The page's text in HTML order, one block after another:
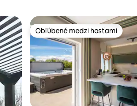
Obľúbené medzi hosťami
Obľúbené medzi hosťami